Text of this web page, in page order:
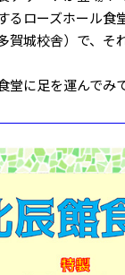
るローズホール食
賀城校舎）で、そ
に足を運んでみ